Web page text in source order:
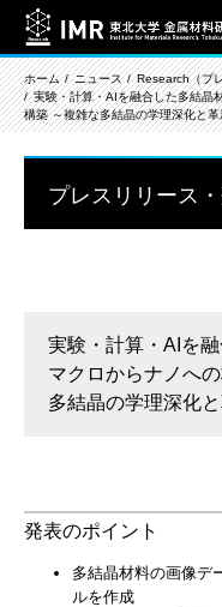
ホーム ニュース
Research（プ
実験・計算・AIを融合した多結晶
構築 ～複雑な多結晶の学理深化と
プレスリリース
実験・計算・AIを
マクロからナノへ
多結晶の学理深化
発表のポイント
多結晶材料の画像デ
ルを作成